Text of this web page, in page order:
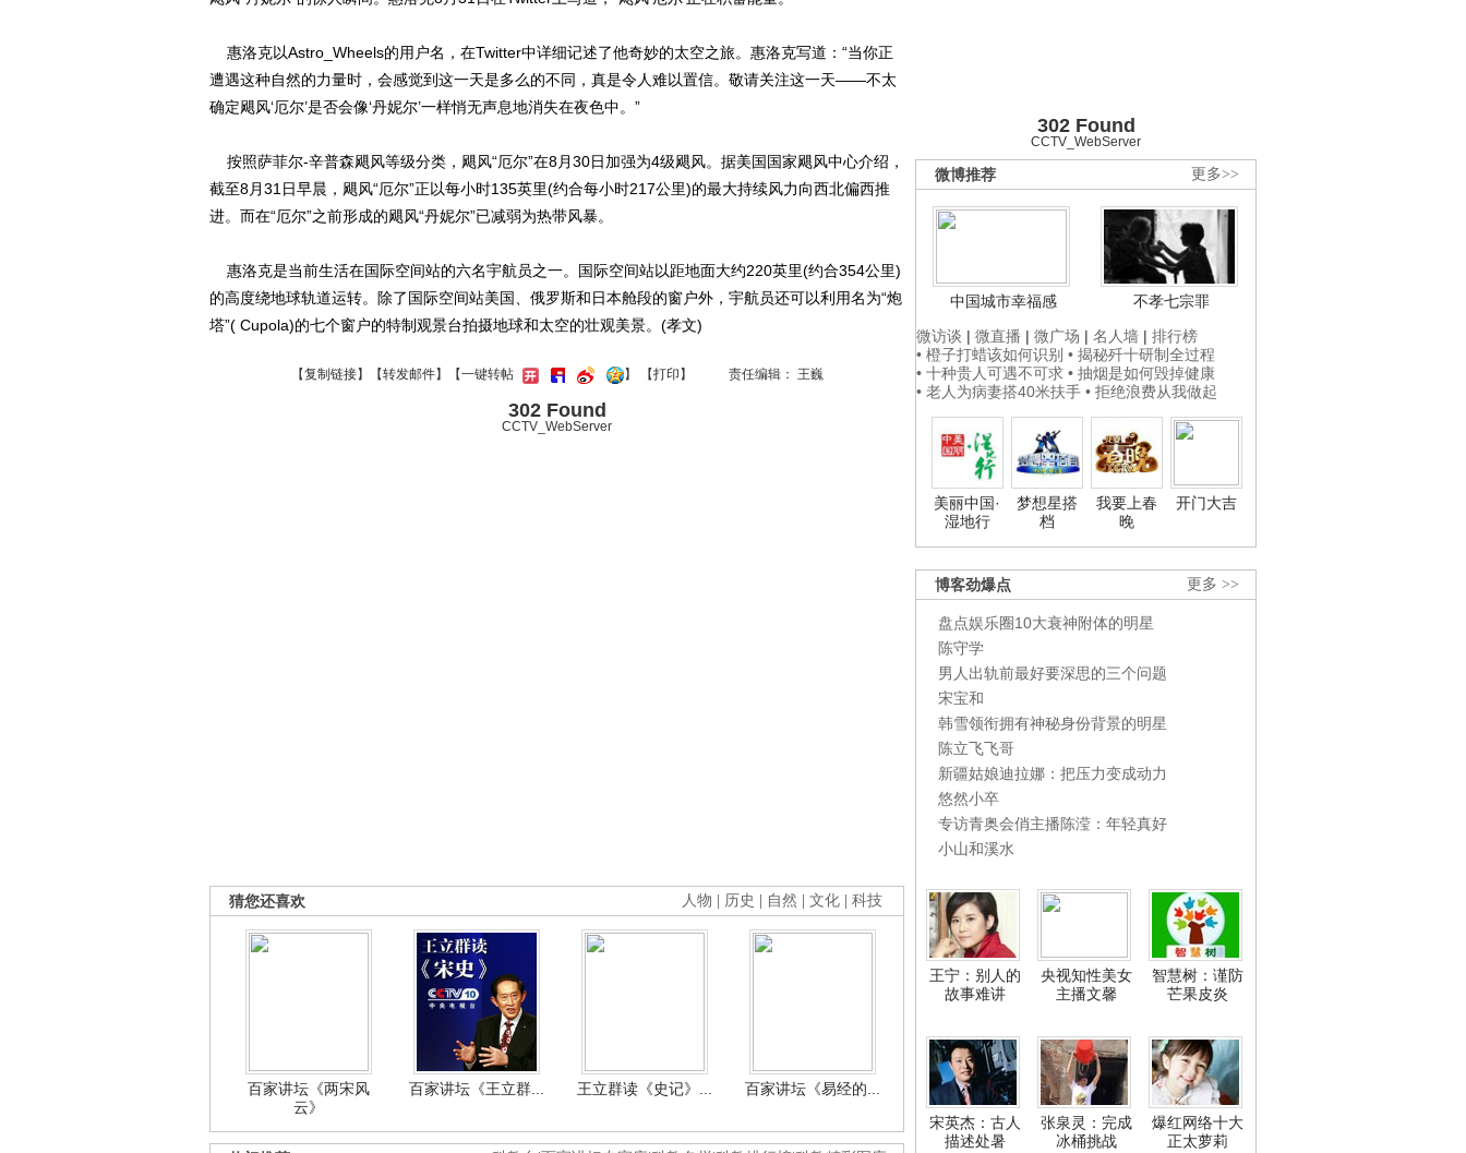
302 Found
CCTV_WebServer
更多>>
微博推荐
中国城市幸福感
不孝七宗罪
微访谈 | 微直播 | 微广场 | 名人墙 | 排行榜
• 橙子打蜡该如何识别 • 揭秘歼十研制全过程
• 十种贵人可遇不可求 • 抽烟是如何毁掉健康
• 老人为病妻搭40米扶手 • 拒绝浪费从我做起
美丽中国·
湿地行
梦想星搭
档
我要上春
晚
开门大吉
更多 >>
博客劲爆点
盘点娱乐圈10大衰神附体的明星
陈守学
男人出轨前最好要深思的三个问题
宋宝和
韩雪领衔拥有神秘身份背景的明星
陈立飞飞哥
新疆姑娘迪拉娜：把压力变成动力
悠然小卒
专访青奥会俏主播陈滢：年轻真好
小山和溪水
王宁：别人的
故事难讲
央视知性美女
主播文馨
智慧树：谨防
芒果皮炎
宋英杰：古人
描述处暑
张泉灵：完成
冰桶挑战
爆红网络十大
正太萝莉
惠洛克以Astro_Wheels的用户名，在Twitter中详细记述了他奇妙的太空之旅。惠洛克写道：“当你正
遭遇这种自然的力量时，会感觉到这一天是多么的不同，真是令人难以置信。敬请关注这一天——不太
确定飓风‘厄尔’是否会像‘丹妮尔’一样悄无声息地消失在夜色中。”
按照萨菲尔-辛普森飓风等级分类，飓风“厄尔”在8月30日加强为4级飓风。据美国国家飓风中心介绍，
截至8月31日早晨，飓风“厄尔”正以每小时135英里(约合每小时217公里)的最大持续风力向西北偏西推
进。而在“厄尔”之前形成的飓风“丹妮尔”已减弱为热带风暴。
惠洛克是当前生活在国际空间站的六名宇航员之一。国际空间站以距地面大约220英里(约合354公里)
的高度绕地球轨道运转。除了国际空间站美国、俄罗斯和日本舱段的窗户外，宇航员还可以利用名为“炮
塔”( Cupola)的七个窗户的特制观景台拍摄地球和太空的壮观美景。(孝文)
【复制链接】【转发邮件】 【一键转帖 】 【打印 】 责任编辑： 王巍
302 Found
CCTV_WebServer
人物 历史 自然 文化 科技
猜您还喜欢
百家讲坛《两宋风
云》
百家讲坛《王立群... 王立群读《史记》... 百家讲坛《易经的...